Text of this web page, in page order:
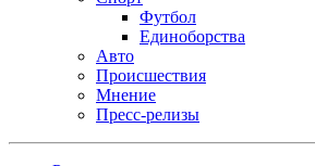
Футбол
Единоборства
Авто
Происшествия
Мнение
Пресс-релизы